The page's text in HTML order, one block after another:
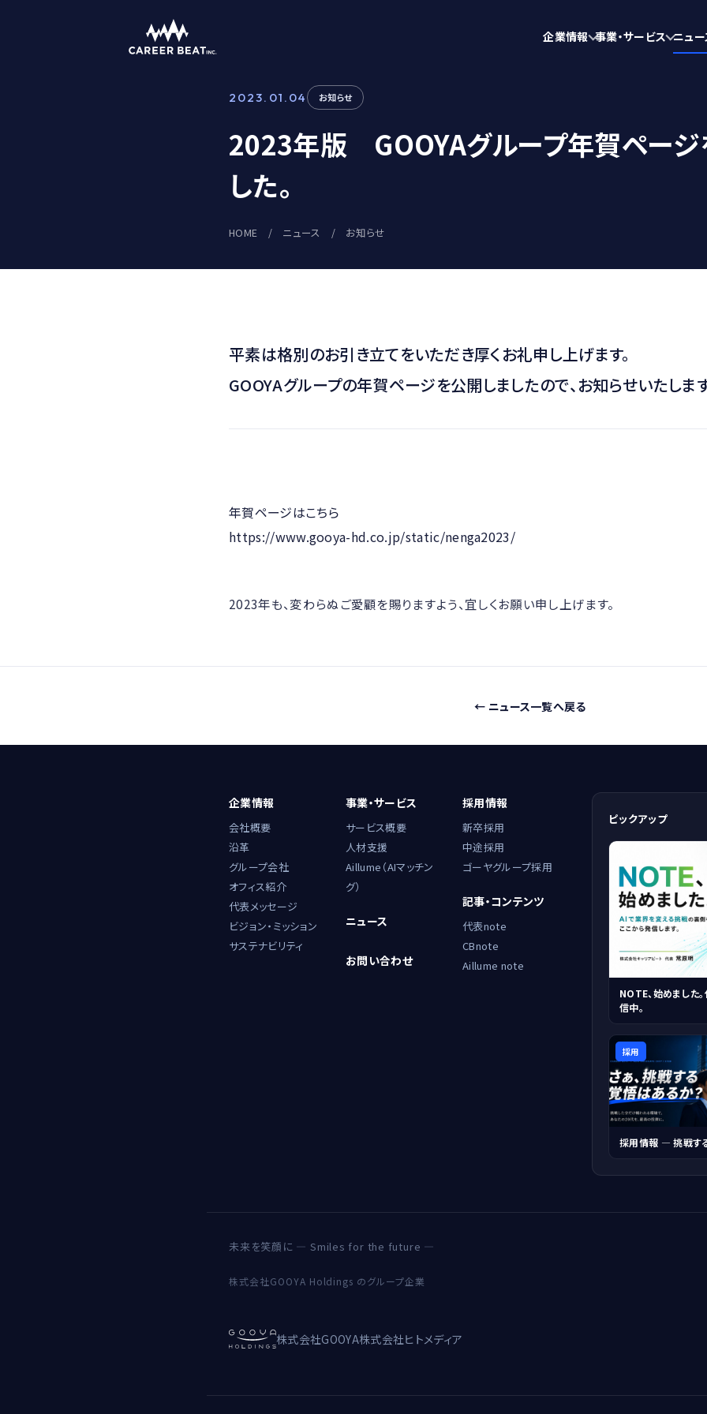
企業情報 事業・サービス ニュ
2023.01.04 お知らせ
2023年版 GOOYAグループ年賀ページ
した。
HOME / ニュース / お知らせ
平素は格別のお引き立てをいただき厚くお礼申し上げます。
GOOYAグループの年賀ページを公開しましたので、お知らせいたしま
年賀ページはこちら
https://www.gooya-hd.co.jp/static/nenga2023/
2023年も、変わらぬご愛顧を賜りますよう、宜しくお願い申し上げます。
← ニュース一覧へ戻る
企業情報
会社概要
沿革
グループ会社
オフィス紹介
代表メッセージ
ビジョン・ミッション
サステナビリティ
事業・サービス
サービス概要
人材支援
Aillume（AIマッチン
グ）
ニュース
お問い合わせ
採用情報
新卒採用
中途採用
ゴーヤグループ採用
記事・コンテンツ
代表note
CBnote
Aillume note
ピックアップ
NOTE、始めました
信中。
採用
採用情報 ― 挑戦する
未来を笑顔に — Smiles for the future —
株式会社GOOYA Holdings のグループ企業
株式会社GOOYA株式会社ヒトメディア